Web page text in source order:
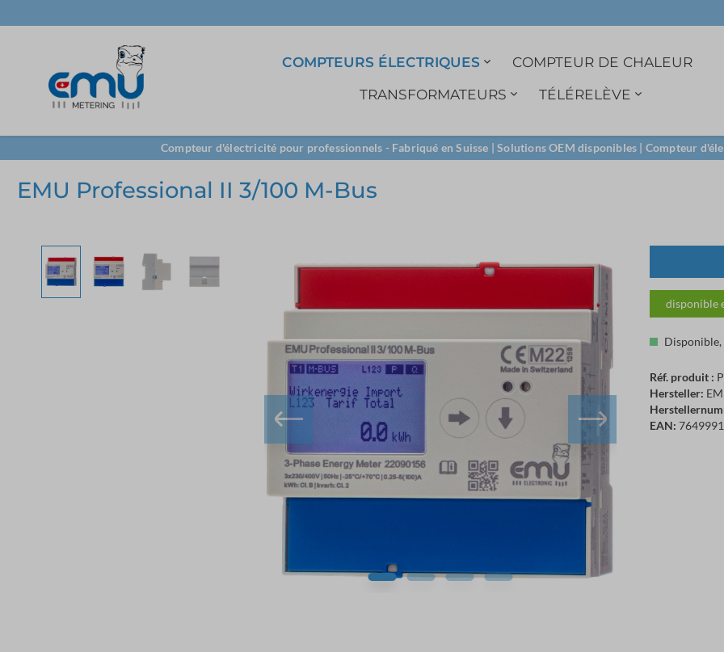
COMPTEURS ÉLECTRIQUES
COMPTEUR DE CHALEUR
TRANSFORMATEURS
TÉLÉRELÈVE
3ph. direct 3ph. indirect 1ph. monophasé
5A Transformateur 1A Transformateur
Transformateurs
ouvrant
Borne de
Logiciel
Enregistreur de
données
M-Bus
LoRa
Compteur d'électricité pour professionnels - Fabriqué en Suisse | Solutions OEM disponibles | Compteur
EMU Professional II 3/100 M-Bus
disponible
Réf. produit :
Hersteller:
EAN: